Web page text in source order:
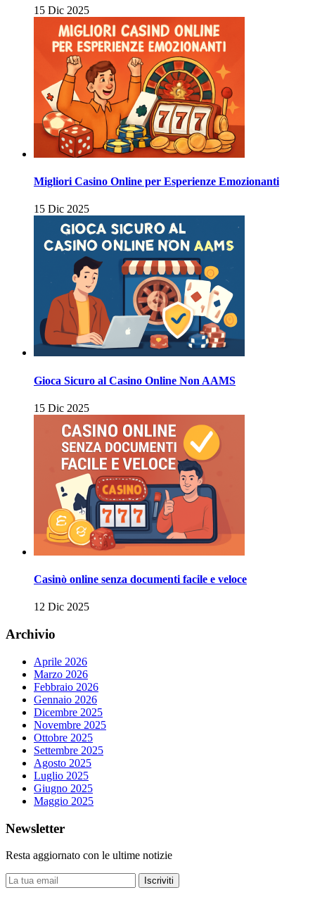
15 Dic 2025
Migliori Casino Online per Esperienze Emozionanti
15 Dic 2025
Gioca Sicuro al Casino Online Non AAMS
15 Dic 2025
Casinò online senza documenti facile e veloce
12 Dic 2025
Archivio
Aprile 2026
Marzo 2026
Febbraio 2026
Gennaio 2026
Dicembre 2025
Novembre 2025
Ottobre 2025
Settembre 2025
Agosto 2025
Luglio 2025
Giugno 2025
Maggio 2025
Newsletter
Resta aggiornato con le ultime notizie
Iscriviti